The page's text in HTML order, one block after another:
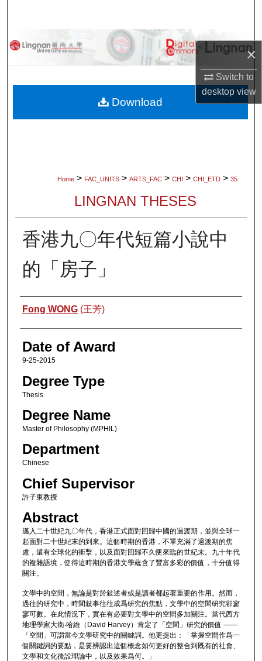
×
Switch to
desktopview
Browse Collections
About
Home > FAC_UNITS > ARTS_FAC > CHI > CHI_ETD > 35
LINGNAN THESES
香港九〇年代短篇小說中
的「房子」
Author
Fong WONG(王芳)
Date of Award
9-25-2015
Degree Type
Thesis
Degree Name
Master of Philosophy (MPHIL)
Department
Chinese
Chief Supervisor
許子東教授
Abstract
邁入二十世紀九〇年代，香港正式面對回歸中國的過渡期，並與全球一
起面對二十世紀末的到來。這個時期的香港，不單充滿了過渡期的焦
慮，還有全球化的衝擊，以及面對回歸不久便來臨的世紀末。九十年代
的複雜語境，使得這時期的香港文學蘊含了豐富多彩的價值，十分值得
關注。
文學中的空間，無論是對於敍述者或是讀者都起著重要的作用。然而，
過往的研究中，時間敍事往往成爲研究的焦點，文學中的空間研究卻寥
寥可數。在此情況下，實在有必要對文學中的空間多加關注。當代西方
地理學家大衛‧哈維（David Harvey）肯定了「空間」研究的價值 ——
「空間」可謂當今文學研究中的關鍵詞。他更提出：「掌握空間作爲一
個關鍵詞的要點，是要辨認出這個概念如何更好的整合到既有的社會、
文學和文化後設理論中，以及效果爲何。」
Download